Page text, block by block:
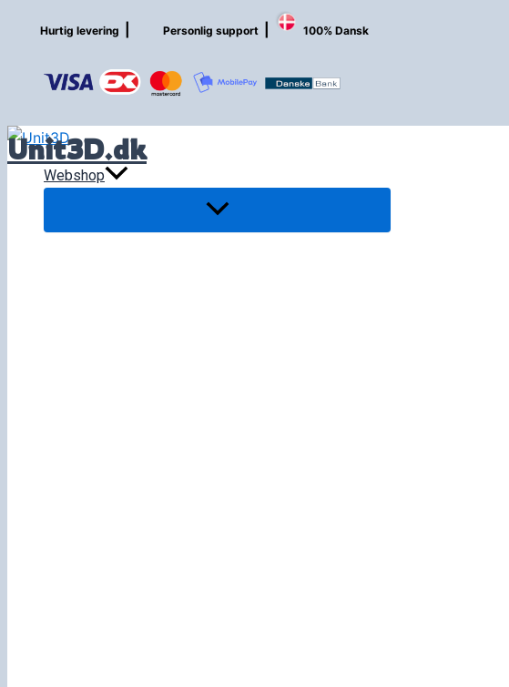
Hurtig levering Personlig support 100% Dansk
Unit3D.dk
Webshop